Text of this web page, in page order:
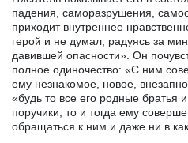
падения, саморазрушения,
приходит внутреннее
герой и не думал, радуясь за
давившей опасности». Он
полное одиночество: «С ним
ему незнакомое, новое,
«будь то все его родные братья
поручики, то и тогда ему
обращаться к ним и даже ни в